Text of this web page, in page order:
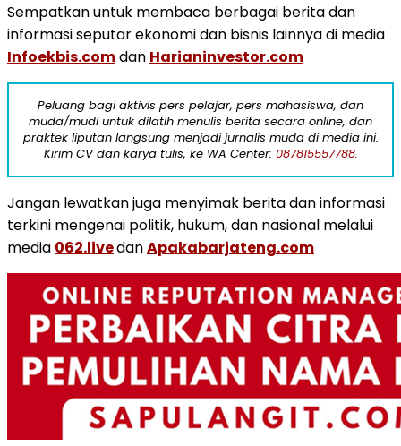
Sempatkan untuk membaca berbagai berita dan
informasi seputar ekonomi dan bisnis lainnya di media
Infoekbis.comdan Harianinvestor.com
Peluang bagi aktivis pers pelajar, pers mahasiswa, dan
muda/mudi untuk dilatih menulis berita secara online, dan
praktek liputan langsung menjadi jurnalis muda di media ini.
Kirim CV dan karya tulis, ke WA Center: 087815557788.
Jangan lewatkan juga menyimak berita dan informasi
terkini mengenai politik, hukum, dan nasional melalui
media 062.livedanApakabarjateng.com